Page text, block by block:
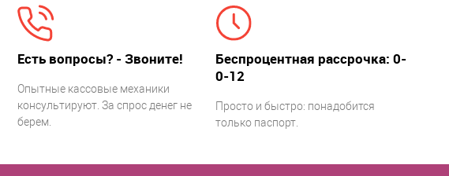
Есть вопросы? - Звоните!
Опытные кассовые механики
консультируют. За спрос денег не
берем.
Беспроцентная рассрочка: 0-
0-12
Просто и быстро: понадобится
только паспорт.